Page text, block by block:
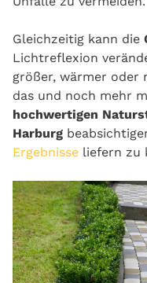
Gleichzeitig kann die
Lichtreflexion
größer, wärmer oder
das und noch mehr
hochwertigen
Harburg
Ergebnisse liefern zu